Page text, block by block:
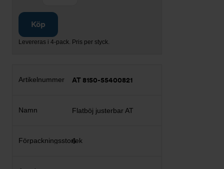
Köp
Levereras i 4-pack. Pris per styck.
AT 8150-55400821
Flatböj justerbar AT
6